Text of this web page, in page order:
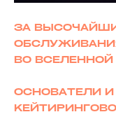
ЗА
ВО ВСЕЛЕННОЙ
ОСНОВАТЕЛИ